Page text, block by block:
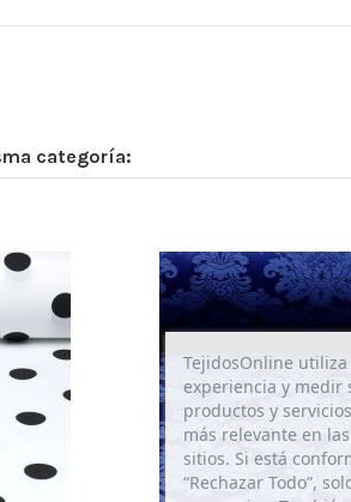
categoría:
TejidosOnline
experiencia y medir
productos y
más relevante en
sitios. Si está
“Rechazar Todo”,